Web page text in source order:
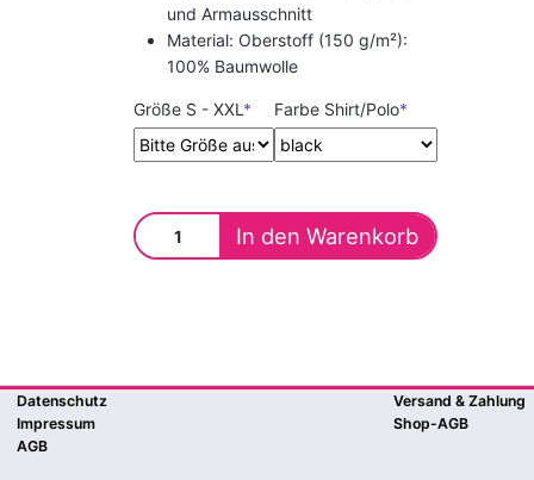
und Armausschnitt
Material: Oberstoff (150 g/m²):
100% Baumwolle
Größe S - XXL * Farbe Shirt/Polo*
Datenschutz
Impressum
AGB
Versand & Zahlung
Shop-AGB